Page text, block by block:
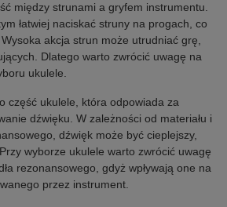
między strunami a gryfem instrumentu.
łatwiej naciskać struny na progach, co
akcja strun może utrudniać grę,
Dlatego warto zwrócić uwagę na
ukulele.
część ukulele, która odpowiada za
dźwięku. W zależności od materiału i
dźwięk może być cieplejszy,
wyborze ukulele warto zwrócić uwagę
rezonansowego, gdyż wpływają one na
przez instrument.